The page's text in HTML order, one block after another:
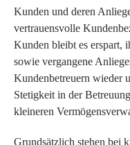
Kunden und deren
vertrauensvolle
Kunden bleibt es erspart,
sowie vergangene
Kundenbetreuern wieder
Stetigkeit in der
kleineren
Grundsätzlich stehen bei